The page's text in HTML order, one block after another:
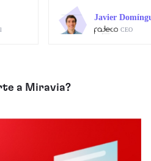
Javier
CEO
a Miravia?